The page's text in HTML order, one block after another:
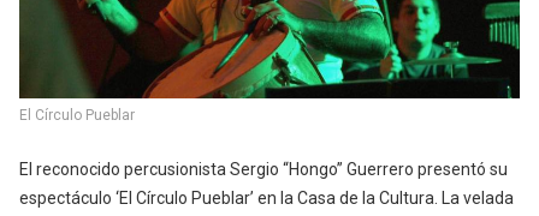
El Círculo Pueblar
El reconocido percusionista Sergio “Hongo” Guerrero presentó su
espectáculo ‘El Círculo Pueblar’ en la Casa de la Cultura. La velada